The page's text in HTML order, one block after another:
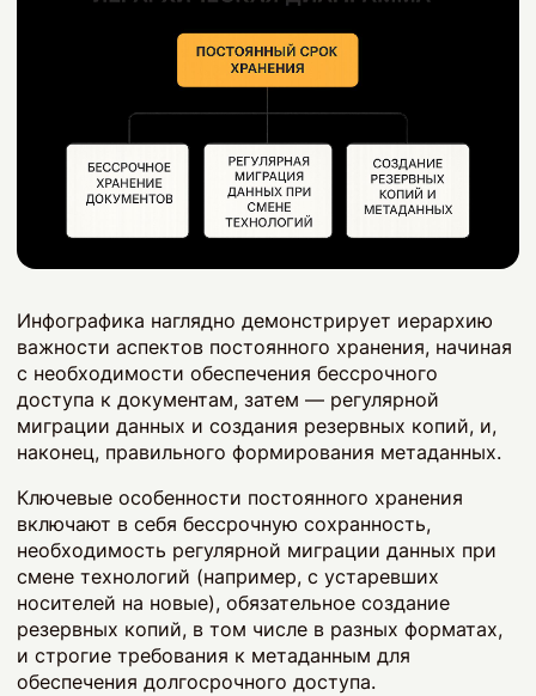
Инфографика наглядно демонстрирует иерархию
важности аспектов постоянного хранения, начиная
с необходимости обеспечения бессрочного
доступа к документам, затем — регулярной
миграции данных и создания резервных копий, и,
наконец, правильного формирования метаданных.
Ключевые особенности постоянного хранения
включают в себя бессрочную сохранность,
необходимость регулярной миграции данных при
смене технологий (например, с устаревших
носителей на новые), обязательное создание
резервных копий, в том числе в разных форматах,
и строгие требования к метаданным для
обеспечения долгосрочного доступа.